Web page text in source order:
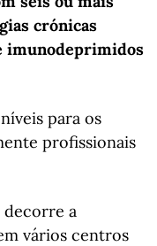
crónicas
imunodeprimidos
para os
profissionais
decorre a
vários centros